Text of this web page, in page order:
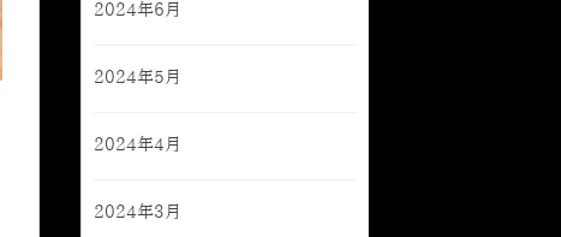
2024年6月
2024年5月
2024年4月
2024年3月